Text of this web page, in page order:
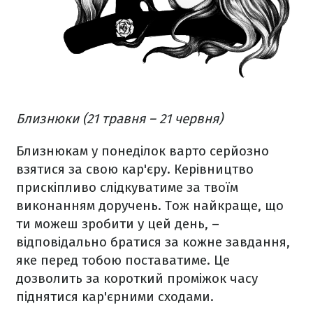
Близнюки (21 травня – 21 червня)
Близнюкам у понеділок варто серйозно
взятися за свою кар'єру. Керівництво
прискіпливо слідкуватиме за твоїм
виконанням доручень. Тож найкраще, що
ти можеш зробити у цей день, –
відповідально братися за кожне завдання,
яке перед тобою поставатиме. Це
дозволить за короткий проміжок часу
піднятися кар'єрними сходами.